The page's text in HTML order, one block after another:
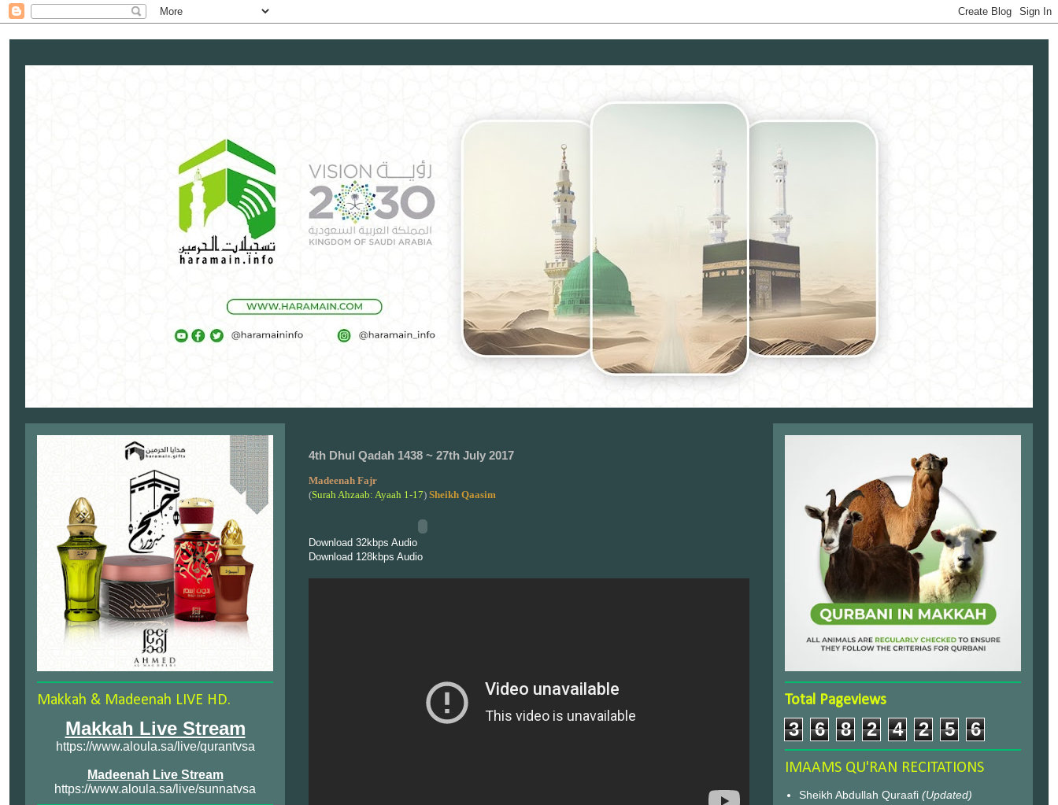
4th Dhul Qadah 1438 ~ 27th July 2017
Madeenah Fajr
(Surah Ahzaab: Ayaah 1-17) Sheikh Qaasim
Download 32kbps Audio
Download 128kbps Audio
Makkah & Madeenah LIVE HD.
Makkah Live Stream
https://www.aloula.sa/live/qurantvsa
Madeenah Live Stream
https://www.aloula.sa/live/sunnatvsa
Total Pageviews
3 6 8 2 4 2 5 6
IMAAMS QU'RAN RECITATIONS
Sheikh Abdullah Quraafi (Updated)